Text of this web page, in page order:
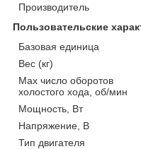
Производитель
Пользовательские
Базовая единица
Вес (кг)
Мах число оборотов
холостого хода, об/мин
Мощность, Вт
Напряжение, В
Тип двигателя